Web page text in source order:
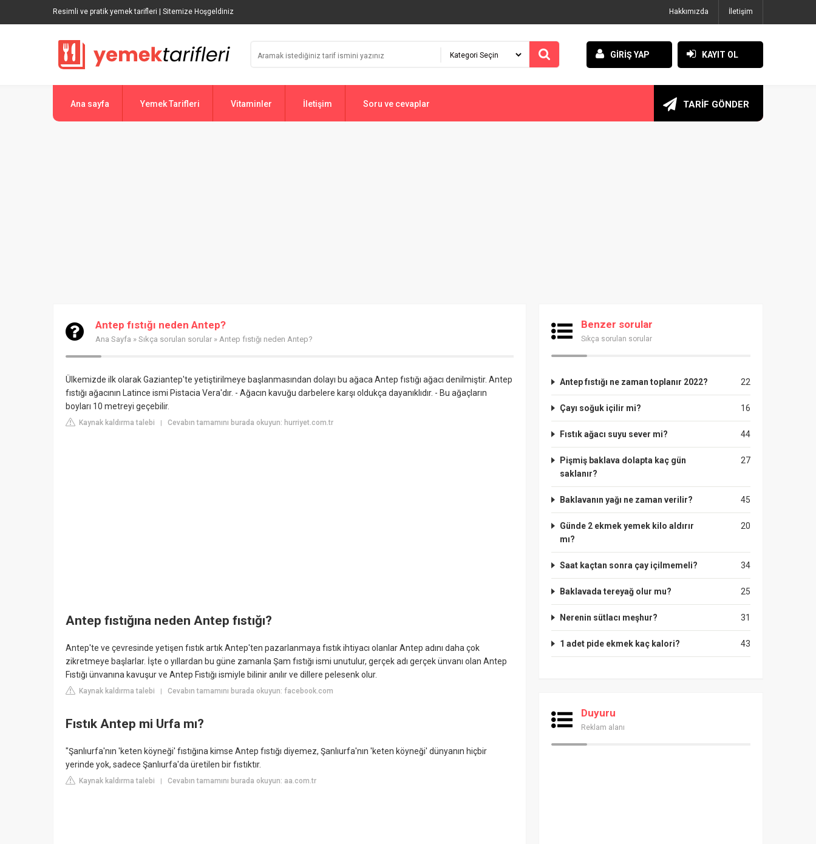
Resimli ve pratik yemek tarifleri | Sitemize Hoşgeldiniz Hakkımızda İletişim
GİRİŞ YAP KAYIT OL
Ana sayfa Yemek Tarifleri Vitaminler İletişim Soru ve cevaplar TARİF GÖNDER
Antep fıstığı neden Antep?
Ana Sayfa » Sıkça sorulan sorular » Antep fıstığı neden Antep?
Ülkemizde ilk olarak Gaziantep'te yetiştirilmeye başlanmasından dolayı bu ağaca Antep fıstığı ağacı denilmiştir. Antep
fıstığı ağacının Latince ismi Pistacia Vera'dır. - Ağacın kavuğu darbelere karşı oldukça dayanıklıdır. - Bu ağaçların
boyları 10 metreyi geçebilir.
Kaynak kaldırma talebi | Cevabın tamamını burada okuyun: hurriyet.com.tr
Antep fıstığına neden Antep fıstığı?
Antep'te ve çevresinde yetişen fıstık artık Antep'ten pazarlanmaya fıstık ihtiyacı olanlar Antep adını daha çok
zikretmeye başlarlar. İşte o yıllardan bu güne zamanla Şam fıstığı ismi unutulur, gerçek adı gerçek ünvanı olan Antep
Fıstığı ünvanına kavuşur ve Antep Fıstığı ismiyle bilinir anılır ve dillere pelesenk olur.
Kaynak kaldırma talebi Cevabın tamamını burada okuyun: facebook.com
Fıstık Antep mi Urfa mı?
"Şanlıurfa'nın 'keten köyneği' fıstığına kimse Antep fıstığı diyemez, Şanlıurfa'nın 'keten köyneği' dünyanın hiçbir
yerinde yok, sadece Şanlıurfa'da üretilen bir fıstıktır.
Kaynak kaldırma talebi Cevabın tamamını burada okuyun: aa.com.tr
Benzer sorular
Sıkça sorulan sorular
22
Antep fıstığı ne zaman toplanır 2022?
16
Çayı soğuk içilir mi?
44
Fıstık ağacı suyu sever mi?
27
Pişmiş baklava dolapta kaç gün
saklanır?
45
Baklavanın yağı ne zaman verilir?
20
Günde 2 ekmek yemek kilo aldırır
mı?
34
Saat kaçtan sonra çay içilmemeli?
25
Baklavada tereyağ olur mu?
31
Nerenin sütlacı meşhur?
43
1 adet pide ekmek kaç kalori?
Duyuru
Reklam alanı